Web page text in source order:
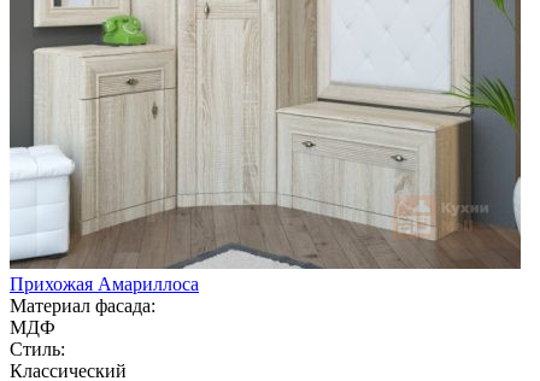
Прихожая Амариллоса
Материал фасада:
МДФ
Стиль:
Классический